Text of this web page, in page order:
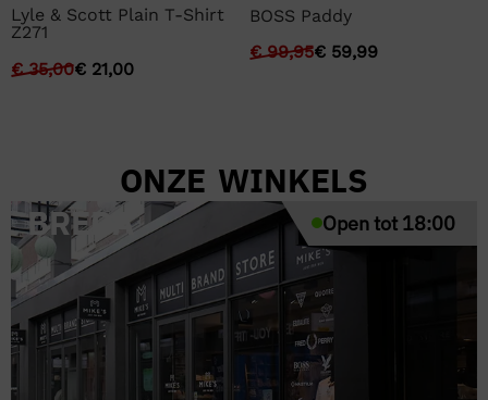
Lyle & Scott Plain T-Shirt
Z271
€35,00€ 21,00
BOSS Paddy
€99,95€ 59,99
ONZE WINKELS
Open tot 18:00
BREDA